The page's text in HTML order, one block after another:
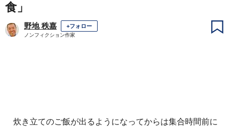
食」
野地 秩嘉 +フォロー
ノンフィクション作家
炊き立てのご飯が出るようになってからは集合時間前に